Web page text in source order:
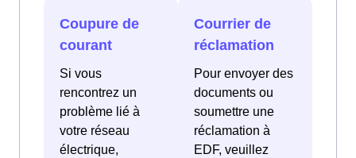
Coupure de
courant
Si vous
rencontrez un
problème lié à
votre réseau
électrique,
Courrier de
réclamation
Pour envoyer des
documents ou
soumettre une
réclamation à
EDF, veuillez